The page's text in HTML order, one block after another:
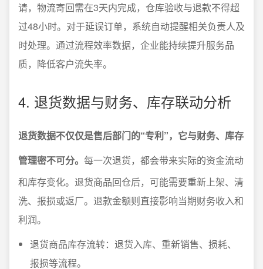
请，物流寄回需在3天内完成，仓库验收与退款不得超
过48小时。对于延误订单，系统自动提醒相关负责人及
时处理。通过流程效率数据，企业能持续提升服务品
质，降低客户流失率。
4. 退货数据与财务、库存联动分析
退货数据不仅仅是售后部门的“专利”，它与财务、库存
管理密不可分。 每一次退货，都会带来实际的资金流动
和库存变化。退货商品回仓后，可能需要重新上架、清
洗、报损或返厂。退款金额则直接影响当期财务收入和
利润。
退货商品库存流转：退货入库、重新销售、损耗、
报损等流程。